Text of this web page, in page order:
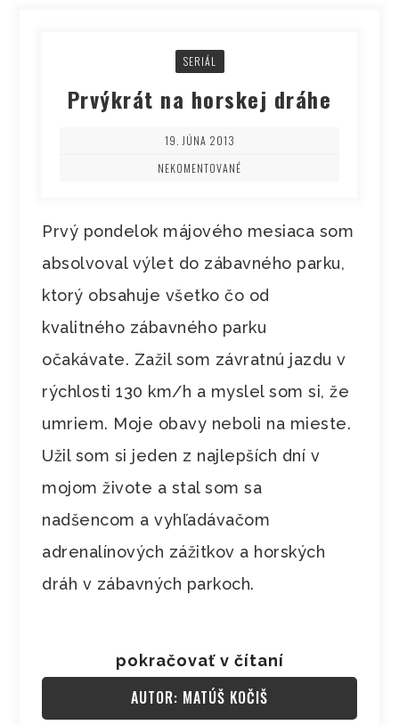
SERIÁL
Prvýkrát na horskej dráhe
19. JÚNA 2013
NEKOMENTOVANÉ
Prvý pondelok májového mesiaca som
absolvoval výlet do zábavného parku,
ktorý obsahuje všetko čo od
kvalitného zábavného parku
očakávate. Zažil som závratnú jazdu v
rýchlosti 130 km/h a myslel som si, že
umriem. Moje obavy neboli na mieste.
Užil som si jeden z najlepších dní v
mojom živote a stal som sa
nadšencom a vyhľadávačom
adrenalínových zážitkov a horských
dráh v zábavných parkoch.
pokračovať v čítaní
AUTOR: MATÚŠ KOČIŠ